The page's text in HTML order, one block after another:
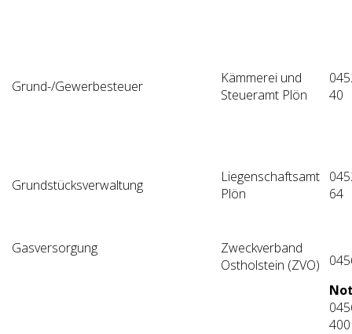
Grund-/Gewerbesteuer
Kämmerei und
Steueramt Plön
40
Grundstücksverwaltung
Liegenschaftsamt
Plön
64
Gasversorgung
Zweckverband
Ostholstein (ZVO)
400